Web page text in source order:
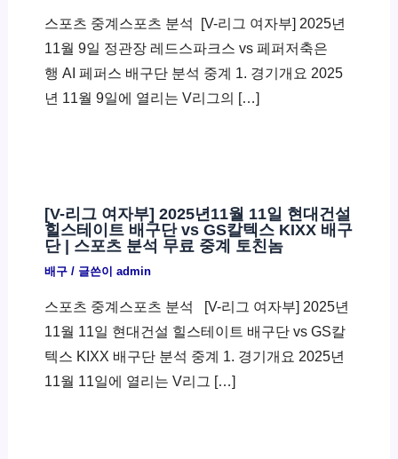
스포츠 중계스포츠 분석 ​ [V-리그 여자부] 2025년
11월 9일 정관장 레드스파크스 vs 페퍼저축은
행 AI 페퍼스 배구단 분석 중계 1. 경기개요 2025
년 11월 9일에 열리는 V리그의 […]
[V-리그 여자부] 2025년11월 11일 현대건설
힐스테이트 배구단 vs GS칼텍스 KIXX 배구
단 | 스포츠 분석 무료 중계 토친놈
배구/ 글쓴이 admin
스포츠 중계스포츠 분석 ​ [V-리그 여자부] 2025년
11월 11일 현대건설 힐스테이트 배구단 vs GS칼
텍스 KIXX 배구단 분석 중계 1. 경기개요 2025년
11월 11일에 열리는 V리그 […]